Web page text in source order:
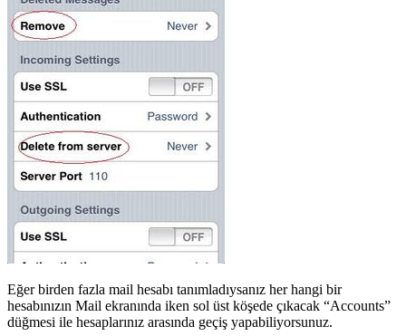
Eğer birden fazla mail hesabı tanımladıysanız her hangi bir
hesabınızın Mail ekranında iken sol üst köşede çıkacak “Accounts”
düğmesi ile hesaplarınız arasında geçiş yapabiliyorsunuz.